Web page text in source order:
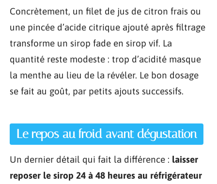
Concrètement, un filet de jus de citron frais ou
une pincée d’acide citrique ajouté après filtrage
transforme un sirop fade en sirop vif. La
quantité reste modeste : trop d’acidité masque
la menthe au lieu de la révéler. Le bon dosage
se fait au goût, par petits ajouts successifs.
Le repos au froid avant dégustation
Un dernier détail qui fait la différence : laisser
reposer le sirop 24 à 48 heures au réfrigérateur